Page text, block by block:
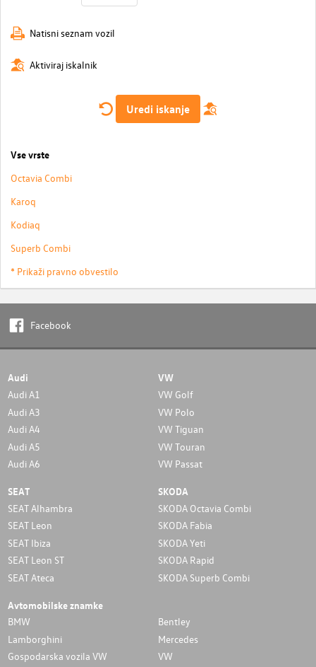
Natisni seznam vozil
Aktiviraj iskalnik
Uredi iskanje
Vse vrste
Octavia Combi
Karoq
Kodiaq
Superb Combi
* Prikaži pravno obvestilo
Facebook
Audi
Audi A1
Audi A3
Audi A4
Audi A5
Audi A6
VW
VW Golf
VW Polo
VW Tiguan
VW Touran
VW Passat
SEAT
SEAT Alhambra
SEAT Leon
SEAT Ibiza
SEAT Leon ST
SEAT Ateca
SKODA
SKODA Octavia Combi
SKODA Fabia
SKODA Yeti
SKODA Rapid
SKODA Superb Combi
Avtomobilske znamke
BMW
Bentley
Lamborghini
Mercedes
Gospodarska vozila VW
VW